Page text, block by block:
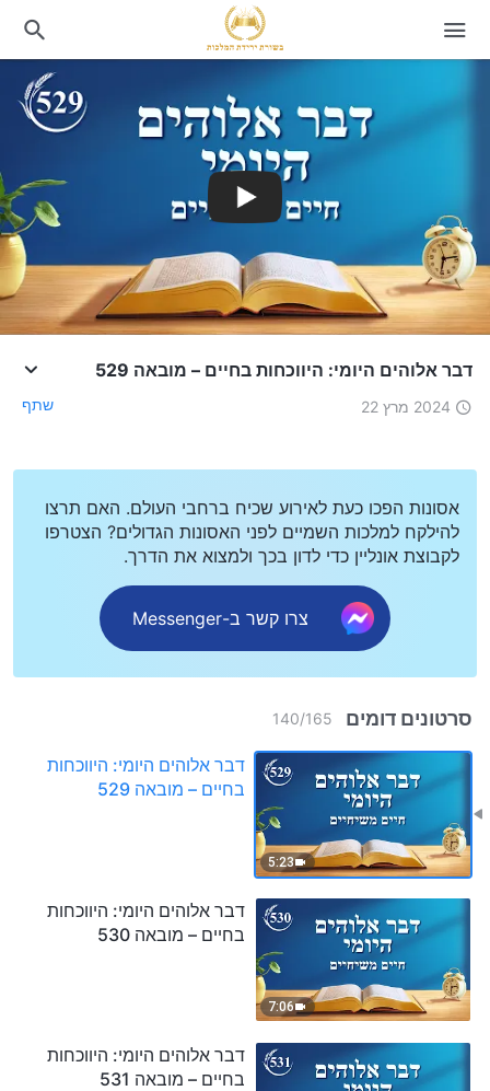
דבר אלוהים היומי: היווכחות בחיים – מובאה 529
2024 מרץ 22 שתף
אסונות הפכו כעת לאירוע שכיח ברחבי העולם. האם תרצו
להילקח למלכות השמיים לפני האסונות הגדולים? הצטרפו
לקבוצת אונליין כדי לדון בכך ולמצוא את הדרך.
צרו קשר ב-Messenger
סרטונים דומים 140/165
5:23
דבר אלוהים היומי: היווכחות
בחיים – מובאה 529
7:06
דבר אלוהים היומי: היווכחות
בחיים – מובאה 530
דבר אלוהים היומי: היווכחות
בחיים – מובאה 531